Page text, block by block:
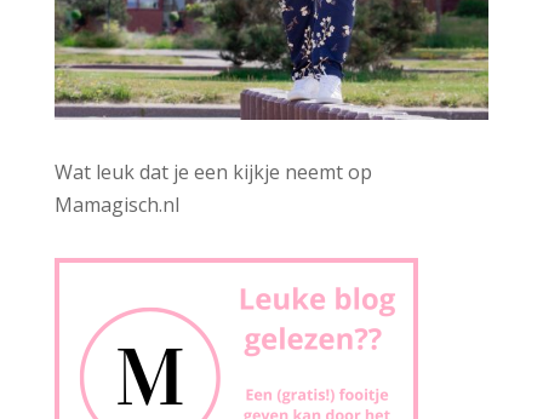
Wat leuk dat je een kijkje neemt op
Mamagisch.nl